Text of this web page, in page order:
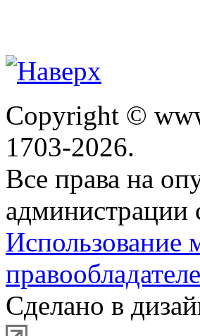
Copyright ©
1703-2026.
Все права на
администрации
Использование
Сделано в